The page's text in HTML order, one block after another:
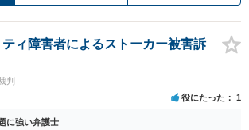
ィ障害者によるストーカー被害訴
判
役にたった 1
に強い弁護士